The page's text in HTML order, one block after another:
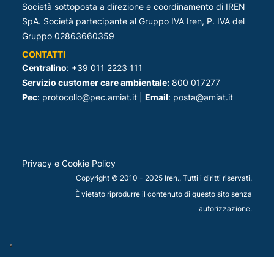
Società sottoposta a direzione e coordinamento di IREN
SpA. Società partecipante al Gruppo IVA Iren, P. IVA del
Gruppo 02863660359
CONTATTI
Centralino: +39 011 2223 111
Servizio customer care ambientale: 800 017277
Pec: protocollo@pec.amiat.it | Email: posta@amiat.it
Privacy e Cookie Policy
Copyright © 2010 - 2025 Iren., Tutti i diritti riservati.
È vietato riprodurre il contenuto di questo sito senza
autorizzazione.